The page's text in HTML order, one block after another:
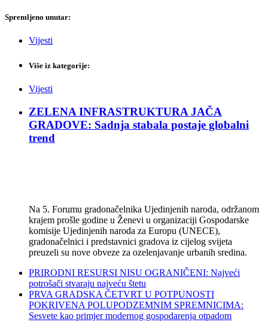
Spremljeno unutar:
Vijesti
Više iz kategorije:
Vijesti
ZELENA INFRASTRUKTURA JAČA
GRADOVE: Sadnja stabala postaje globalni
trend
Na 5. Forumu gradonačelnika Ujedinjenih naroda, održanom
krajem prošle godine u Ženevi u organizaciji Gospodarske
komisije Ujedinjenih naroda za Europu (UNECE),
gradonačelnici i predstavnici gradova iz cijelog svijeta
preuzeli su nove obveze za ozelenjavanje urbanih sredina.
PRIRODNI RESURSI NISU OGRANIČENI: Najveći
potrošači stvaraju najveću štetu
PRVA GRADSKA ČETVRT U POTPUNOSTI
POKRIVENA POLUPODZEMNIM SPREMNICIMA:
Sesvete kao primjer modernog gospodarenja otpadom